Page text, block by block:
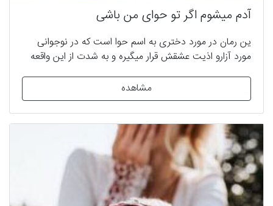
آدم میشوم اگر تو حوای من باشی
ین رمان در مورد دختری به اسم حوا است که در نوجوانی
مورد آزارو اذیت عشقش قرار میگیره و به شدت از این واقعه
که با ورود آزاد آدین زندگیش دستخوش دچار تغییرات زیادی
میشه... #عاشقانه #غمگین #انتقامی #جدید
مشاهده